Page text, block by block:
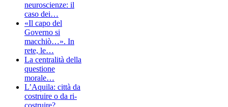
neuroscienze: il
caso dei…
«Il capo del
Governo si
macchiò…». In
rete, le…
La centralità della
questione
morale…
L’Aquila: città da
costruire o da ri-
costruire?